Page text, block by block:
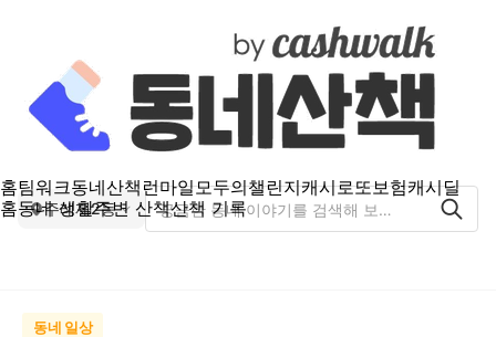
홈팀워크동네산책 런마일모두의챌린지캐시로또보험캐시딜
홈동네 생활주변 산책산책 기록
주례제2동
동네 일상